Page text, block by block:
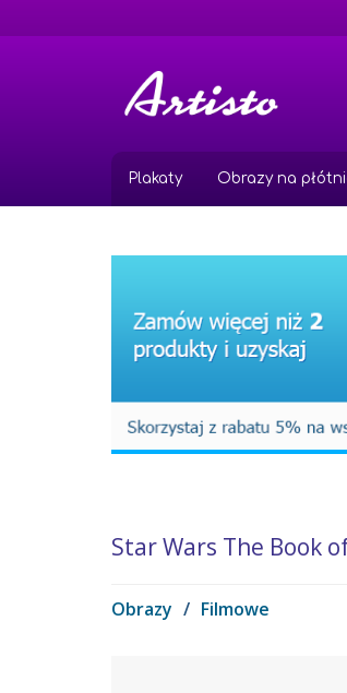
do
Plakaty Obrazy na
Star Wars The Book
Obrazy / Filmowe